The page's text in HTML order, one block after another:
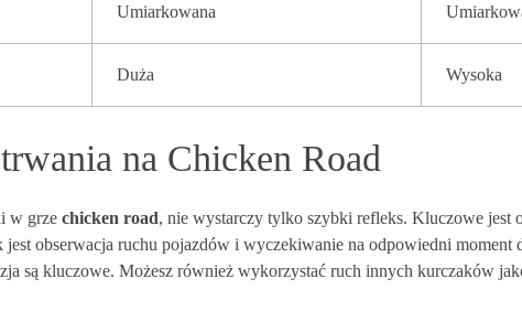
Umiarkowana
Duża Wysoka
na Chicken Road
w grze chicken road, nie wystarczy tylko szybki refleks. Kluczowe jest
jest obserwacja ruchu pojazdów i wyczekiwanie na odpowiedni moment
są kluczowe. Możesz również wykorzystać ruch innych kurczaków